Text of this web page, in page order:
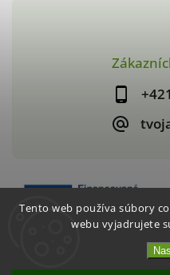
Tento web používa súbory
webu vyjadrujete